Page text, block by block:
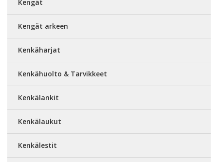
Kengät
Kengät arkeen
Kenkäharjat
Kenkähuolto & Tarvikkeet
Kenkälankit
Kenkälaukut
Kenkälestit